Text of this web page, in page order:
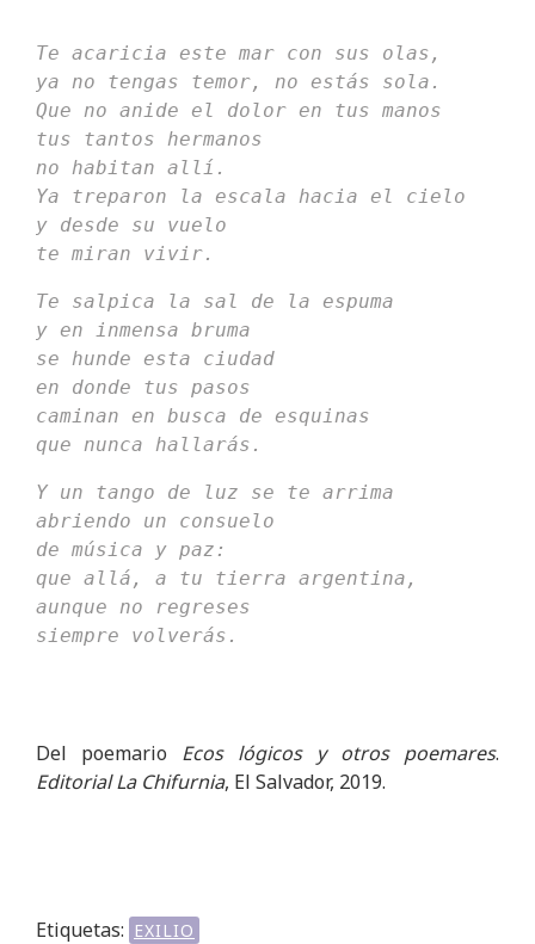
Te acaricia este mar con sus olas,
ya no tengas temor, no estás sola.
Que no anide el dolor en tus manos
tus tantos hermanos
no habitan allí.
Ya treparon la escala hacia el cielo
y desde su vuelo
te miran vivir.
Te salpica la sal de la espuma
y en inmensa bruma
se hunde esta ciudad
en donde tus pasos
caminan en busca de esquinas
que nunca hallarás.
Y un tango de luz se te arrima
abriendo un consuelo
de música y paz:
que allá, a tu tierra argentina,
aunque no regreses
siempre volverás.
Del poemario Ecos lógicos y otros poemares.
Editorial La Chifurnia, El Salvador, 2019.
Etiquetas: EXILIO